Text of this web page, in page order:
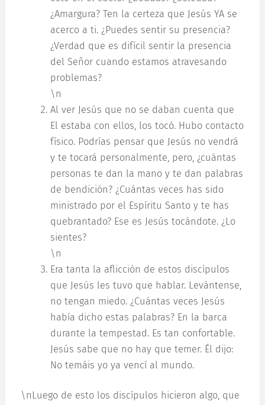
¿Amargura? Ten la certeza que Jesús YA se
acerco a ti. ¿Puedes sentir su presencia?
¿Verdad que es difícil sentir la presencia
del Señor cuando estamos atravesando
problemas?
\n
Al ver Jesús que no se daban cuenta que
El estaba con ellos, los tocó. Hubo contacto
físico. Podrías pensar que Jesús no vendrá
y te tocará personalmente, pero, ¿cuántas
personas te dan la mano y te dan palabras
de bendición? ¿Cuántas veces has sido
ministrado por el Espíritu Santo y te has
quebrantado? Ese es Jesús tocándote. ¿Lo
sientes?
\n
Era tanta la aflicción de estos discípulos
que Jesús les tuvo que hablar. Levántense,
no tengan miedo. ¿Cuántas veces Jesús
había dicho estas palabras? En la barca
durante la tempestad. Es tan confortable.
Jesús sabe que no hay que temer. Él dijo:
No temáis yo ya vencí al mundo.
\nLuego de esto los discípulos hicieron algo, que